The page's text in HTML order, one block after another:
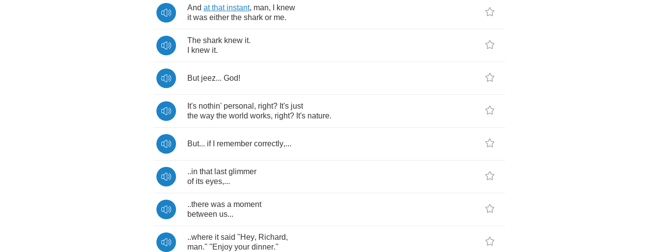
And at that instant, man,
knew
it was either the shark or me.
The shark knew it.
knew it.
But jeez... God!
It's nothin' personal , right? It's just
the way the world works, right? It's nature.
But... if remember correctly,...
..in that last glimmer
of its eyes,...
..there was a moment
between us...
..where it said ''Hey, Richard,
man.'' ''Enjoy your dinner.''